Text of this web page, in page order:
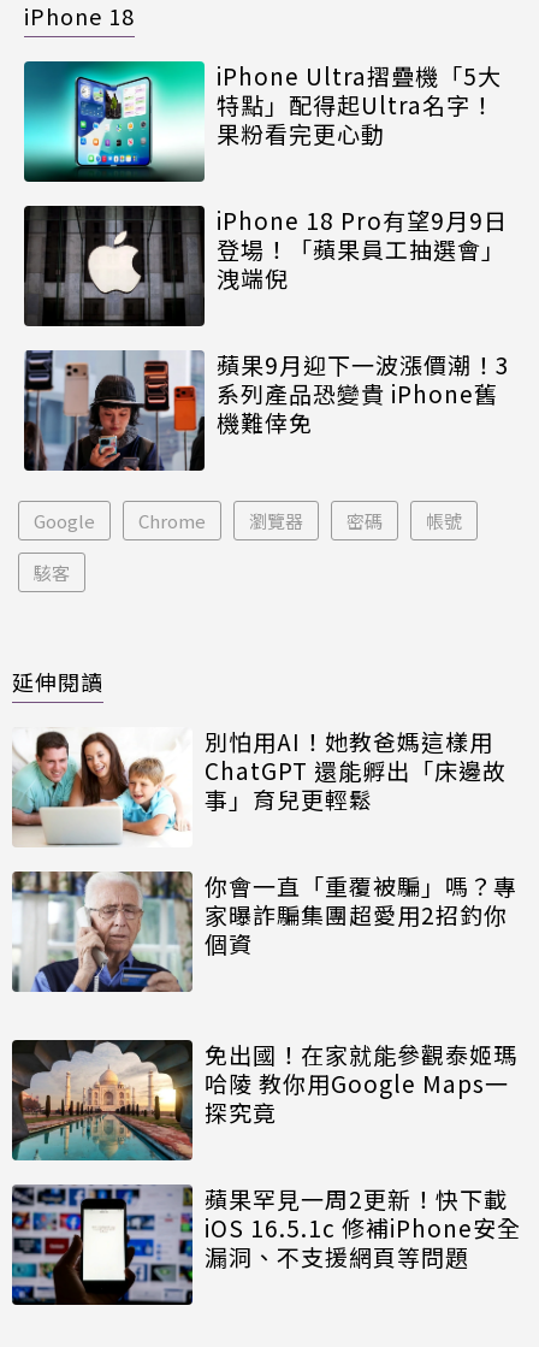
iPhone 18
iPhone Ultra摺疊機「5大
特點」配得起Ultra名字！
果粉看完更心動
iPhone 18 Pro有望9月9日
登場！「蘋果員工抽選會」
洩端倪
蘋果9月迎下一波漲價潮！3
系列產品恐變貴 iPhone舊
機難倖免
Google Chrome 瀏覽器 密碼 帳號
駭客
延伸閱讀
別怕用AI！她教爸媽這樣用
ChatGPT 還能孵出「床邊故
事」育兒更輕鬆
你會一直「重覆被騙」嗎？專
家曝詐騙集團超愛用2招釣你
個資
免出國！在家就能參觀泰姬瑪
哈陵 教你用Google Maps一
探究竟
蘋果罕見一周2更新！快下載
iOS 16.5.1c 修補iPhone安全
漏洞、不支援網頁等問題